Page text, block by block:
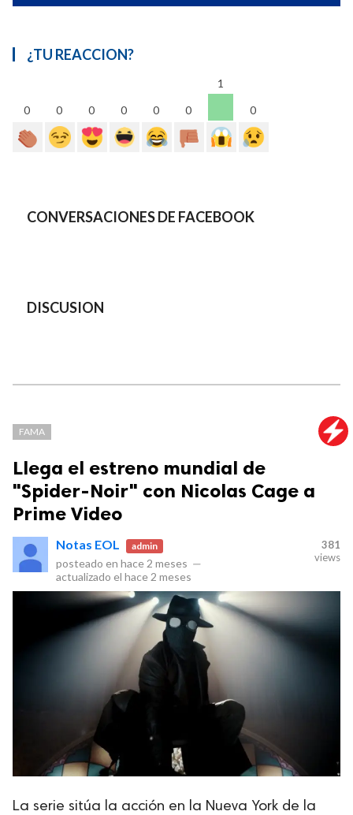
¿TU REACCION?
0 0 0 0 0 0
1
0
CONVERSACIONES DE FACEBOOK
DISCUSION
FAMA
Llega el estreno mundial de
"Spider-Noir" con Nicolas Cage a
Prime Video
Notas EOL admin
posteado en hace 2 meses —
actualizado el hace 2 meses
381
views
La serie sitúa la acción en la Nueva York de la